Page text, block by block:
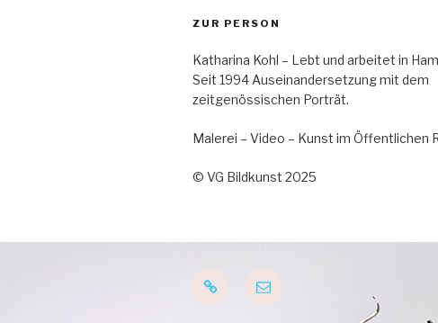
ZUR PERSON
Katharina Kohl – Lebt und arbeitet in
Seit 1994 Auseinandersetzung mit dem
zeitgenössischen Porträt.
Malerei – Video – Kunst im Öffentlichen
© VG Bildkunst 2025
Startseite
E-